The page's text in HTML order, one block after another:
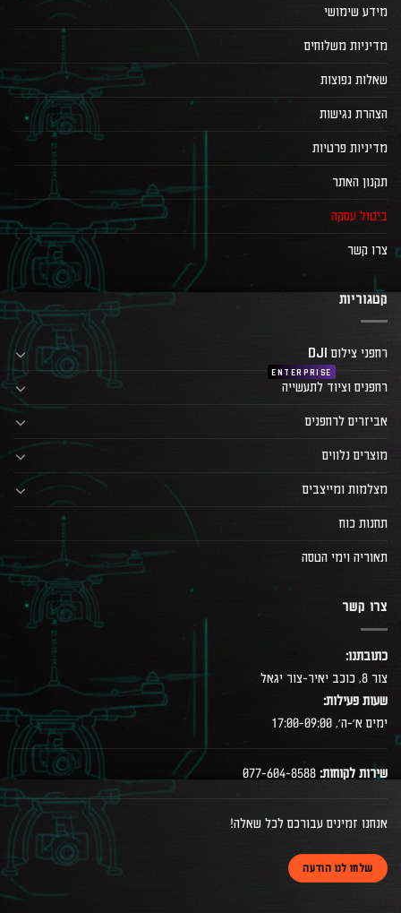
מידע שימושי
מדיניות משלוחים
שאלות נפוצות
הצהרת נגישות
מדיניות פרטיות
תקנון האתר
ביטול עסקה
צרו קשר
קטגוריות
רחפני צילום DJI
רחפנים וציוד לתעשייה
אביזרים לרחפנים
מוצרים נלווים
מצלמות ומייצבים
תחנות כוח
תאוריה וימי הטסה
צרו קשר
כתובתנו:
צור 8, כוכב יאיר-צור יגאל
שעות פעילות:
ימים א׳-ה׳, 17:00-09:00
שירות לקוחות:
אנחנו זמינים עבורכם לכל שאלה!
שלחו לנו הודעה